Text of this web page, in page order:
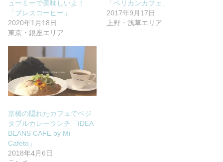
ューミーで美味しいよ！
「ブレスコーヒー」
2020年1月18日
東京・銀座エリア
「ペリカンカフェ」
2017年9月17日
上野・浅草エリア
京橋の隠れたカフェでベジ
タブルカレーランチ「IDEA
BEANS CAFE by Mi
Cafeto」
2018年4月6日